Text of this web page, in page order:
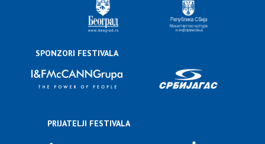
SPONZORI FESTIVALA
PRIJATELJI FESTIVALA